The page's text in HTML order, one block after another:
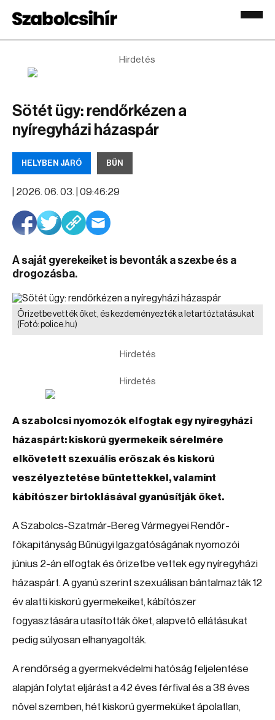
Hirdetés
Sötét ügy: rendőrkézen a
nyíregyházi házaspár
HELYBEN JÁRÓ BŰN
2026. 06. 03. | 09:46:29
A saját gyerekeiket is bevonták a szexbe és a
drogozásba.
Őrizetbe vették őket, és kezdeményezték a letartóztatásukat
(Fotó: police.hu)
Hirdetés
Hirdetés
A szabolcsi nyomozók elfogtak egy nyíregyházi
házaspárt: kiskorú gyermekeik sérelmére
elkövetett szexuális erőszak és kiskorú
veszélyeztetése bűntettekkel, valamint
kábítószer birtoklásával gyanúsítják őket.
A Szabolcs-Szatmár-Bereg Vármegyei Rendőr-
főkapitányság Bűnügyi Igazgatóságának nyomozói
június 2-án elfogtak és őrizetbe vettek egy nyíregyházi
házaspárt. A gyanú szerint szexuálisan bántalmazták 12
év alatti kiskorú gyermekeiket, kábítószer
fogyasztására utasították őket, alapvető ellátásukat
pedig súlyosan elhanyagolták.
A rendőrség a gyermekvédelmi hatóság feljelentése
alapján folytat eljárást a 42 éves férfival és a 38 éves
nővel szemben, hét kiskorú gyermeküket ápolatlan,